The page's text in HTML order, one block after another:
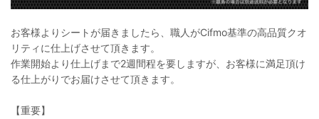
お客様よりシートが届きましたら、職人がCifmo基準の高品質クオ
リティに仕上げさせて頂きます。
作業開始より仕上げまで2週間程を要しますが、お客様に満足頂け
る仕上がりでお届けさせて頂きます。
【重要】